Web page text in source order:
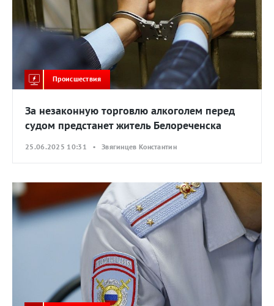
Происшествия
За незаконную торговлю алкоголем перед
судом предстанет житель Белореченска
25.06.2025 10:31 • Звягинцев Константин